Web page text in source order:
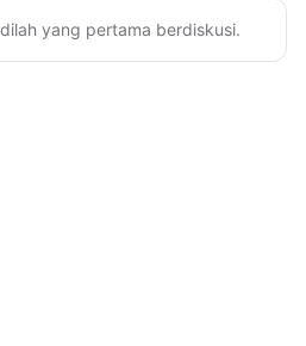
yang pertama berdiskusi.